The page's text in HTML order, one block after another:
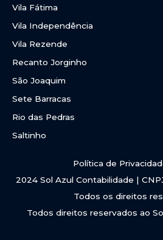
Vila Fátima
Vila Independência
Vila Rezende
Recanto Jorginho
São Joaquim
Sete Barracas
Rio das Pedras
Saltinho
Política de
2024 Sol Azul Contabilidade |
Todos os direitos
Todos direitos reservados ao